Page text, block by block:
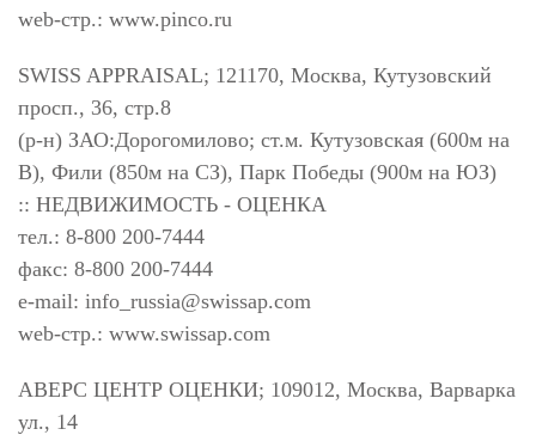
web-стр.: www.pinco.ru
SWISS APPRAISAL; 121170, Москва, Кутузовский
просп., 36, стр.8
(р-н) ЗАО:Дорогомилово; ст.м. Кутузовская (600м на
В), Фили (850м на СЗ), Парк Победы (900м на ЮЗ)
:: НЕДВИЖИМОСТЬ - ОЦЕНКА
тел.: 8-800 200-7444
факс: 8-800 200-7444
e-mail: info_russia@swissap.com
web-стр.: www.swissap.com
АВЕРС ЦЕНТР ОЦЕНКИ; 109012, Москва, Варварка
ул., 14